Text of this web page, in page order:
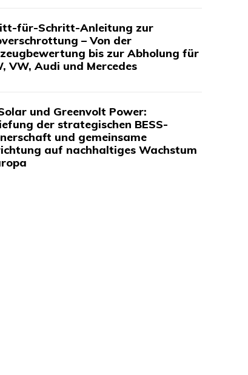
für-Schritt-Anleitung zur
– Von der
bis zur Abholung für
VW, Audi und Mercedes
und Greenvolt Power:
der strategischen BESS-
und gemeinsame
auf nachhaltiges Wachstum